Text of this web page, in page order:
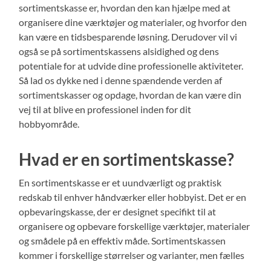
sortimentskasse er, hvordan den kan hjælpe med at
organisere dine værktøjer og materialer, og hvorfor den
kan være en tidsbesparende løsning. Derudover vil vi
også se på sortimentskassens alsidighed og dens
potentiale for at udvide dine professionelle aktiviteter.
Så lad os dykke ned i denne spændende verden af
sortimentskasser og opdage, hvordan de kan være din
vej til at blive en professionel inden for dit
hobbyområde.
Hvad er en sortimentskasse?
En sortimentskasse er et uundværligt og praktisk
redskab til enhver håndværker eller hobbyist. Det er en
opbevaringskasse, der er designet specifikt til at
organisere og opbevare forskellige værktøjer, materialer
og smådele på en effektiv måde. Sortimentskassen
kommer i forskellige størrelser og varianter, men fælles